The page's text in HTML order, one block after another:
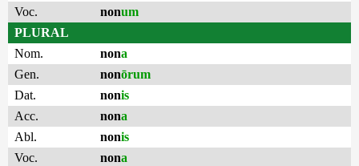
Voc. nonum
PLURAL
Nom.
nona
Gen.
nonōrum
Dat.
nonis
Acc.
nona
Abl.
nonis
Voc.
nona